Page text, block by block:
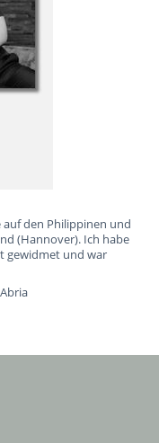
den Philippinen und
(Hannover). Ich habe
gewidmet und war